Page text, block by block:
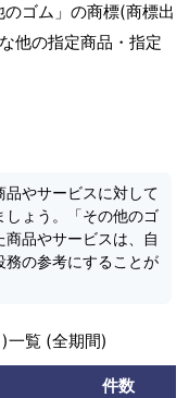
ゴム」の商標(商標出
他の指定商品・指定
品やサービスに対して
しょう。「その他のゴ
品やサービスは、自
務の参考にすることが
一覧 (全期間)
件数